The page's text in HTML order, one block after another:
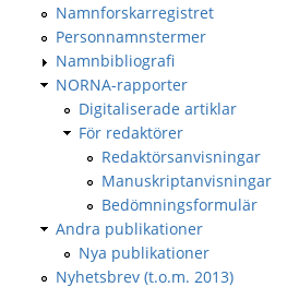
Namnforskarregistret
Personnamnstermer
Namnbibliografi
NORNA-rapporter
Digitaliserade artiklar
För redaktörer
Redaktörsanvisningar
Manuskriptanvisningar
Bedömningsformulär
Andra publikationer
Nya publikationer
Nyhetsbrev (t.o.m. 2013)